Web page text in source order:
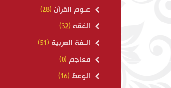
علوم القرآن (28)
الفقه (32)
اللغة العربية (51)
معاجم (0)
الوعظ (16)